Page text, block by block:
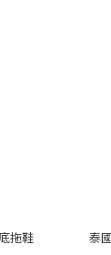
拖鞋 泰